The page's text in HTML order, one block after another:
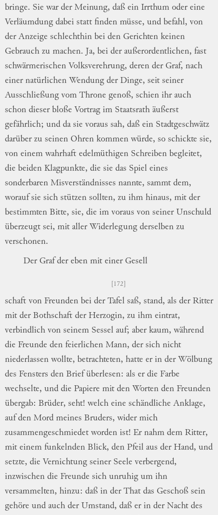
bringe. Sie war der Meinung, daß ein Irrthum oder eine
Verläumdung dabei statt finden müsse, und befahl, von
der Anzeige schlechthin bei den Gerichten keinen
Gebrauch zu machen. Ja, bei der außerordentlichen, fast
schwärmerischen Volksverehrung, deren der Graf, nach
einer natürlichen Wendung der Dinge, seit seiner
Ausschließung vom Throne genoß, schien ihr auch
schon dieser bloße Vortrag im Staatsrath äußerst
gefährlich; und da sie voraus sah, daß ein Stadtgeschwätz
darüber zu seinen Ohren kommen würde, so schickte sie,
von einem wahrhaft edelmüthigen Schreiben begleitet,
die beiden Klagpunkte, die sie das Spiel eines
sonderbaren Misverständnisses nannte, sammt dem,
worauf sie sich stützen sollten, zu ihm hinaus, mit der
bestimmten Bitte, sie, die im voraus von seiner Unschuld
überzeugt sei, mit aller Widerlegung derselben zu
verschonen.
Der Graf der eben mit einer Gesell
172
schaft von Freunden bei der Tafel saß, stand, als der Ritter
mit der Bothschaft der Herzogin, zu ihm eintrat,
verbindlich von seinem Sessel auf; aber kaum, während
die Freunde den feierlichen Mann, der sich nicht
niederlassen wollte, betrachteten, hatte er in der Wölbung
des Fensters den Brief überlesen: als er die Farbe
wechselte, und die Papiere mit den Worten den Freunden
übergab: Brüder, seht! welch eine schändliche Anklage,
auf den Mord meines Bruders, wider mich
zusammengeschmiedet worden ist! Er nahm dem Ritter,
mit einem funkelnden Blick, den Pfeil aus der Hand, und
setzte, die Vernichtung seinerSeele verbergend,
inzwischen die Freunde sich unruhig um ihn
versammelten, hinzu: daß in der That das Geschoß sein
gehöre und auch der Umstand, daß er in der Nacht des